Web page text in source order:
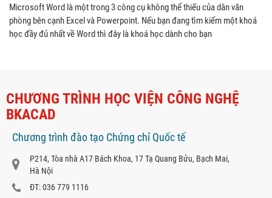
Microsoft Word là một trong 3 công cụ không thể thiếu của dân văn
phòng bên cạnh Excel và Powerpoint. Nếu bạn đang tìm kiếm một khoá
học đầy đủ nhất về Word thì đây là khoá học dành cho bạn
CHƯƠNG TRÌNH HỌC VIỆN CÔNG NGHỆ
BKACAD
Chương trình đào tạo Chứng chỉ Quốc tế
P214, Tòa nhà A17 Bách Khoa, 17 Tạ Quang Bửu, Bạch Mai,
Hà Nội
ĐT: 036 779 1116